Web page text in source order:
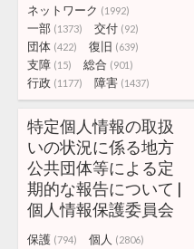
ネットワーク (1992)
一部 (1373) 交付 (92)
団体 (422) 復旧 (639)
支障 (15) 総合 (901)
行政 (1177) 障害 (1437)
特定個人情報の取扱
いの状況に係る地方
公共団体等による定
期的な報告について |
個人情報保護委員会
保護 (794) 個人 (2806)